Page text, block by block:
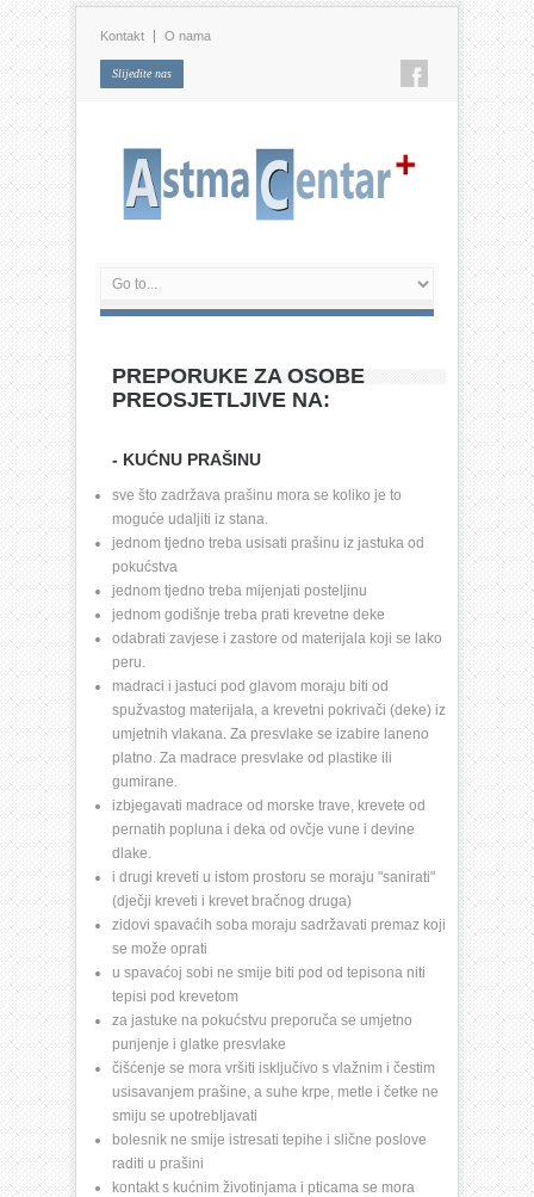
Kontakt O nama
Slijedite nas
PREPORUKE ZA OSOBE
PREOSJETLJIVE NA:
- KUĆNU PRAŠINU
sve što zadržava prašinu mora se koliko je to
moguće udaljiti iz stana.
jednom tjedno treba usisati prašinu iz jastuka od
pokućstva
jednom tjedno treba mijenjati posteljinu
jednom godišnje treba prati krevetne deke
odabrati zavjese i zastore od materijala koji se lako
peru.
madraci i jastuci pod glavom moraju biti od
spužvastog materijala, a krevetni pokrivači (deke) iz
umjetnih vlakana. Za presvlake se izabire laneno
platno. Za madrace presvlake od plastike ili
gumirane.
izbjegavati madrace od morske trave, krevete od
pernatih popluna i deka od ovčje vune i devine
dlake.
i drugi kreveti u istom prostoru se moraju "sanirati"
(dječji kreveti i krevet bračnog druga)
zidovi spavaćih soba moraju sadržavati premaz koji
se može oprati
u spavaćoj sobi ne smije biti pod od tepisona niti
tepisi pod krevetom
za jastuke na pokućstvu preporuča se umjetno
punjenje i glatke presvlake
čišćenje se mora vršiti isključivo s vlažnim i čestim
usisavanjem prašine, a suhe krpe, metle i četke ne
smiju se upotrebljavati
bolesnik ne smije istresati tepihe i slične poslove
raditi u prašini
kontakt s kućnim životinjama i pticama se mora